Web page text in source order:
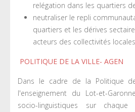
relégation dans les quartiers
neutraliser le repli
quartiers et les dérives
acteurs des collectivités
POLITIQUE DE LA VILLE- AGEN
Dans le cadre de la Politique
l'enseignement du Lot-et-
socio-linguistiques sur